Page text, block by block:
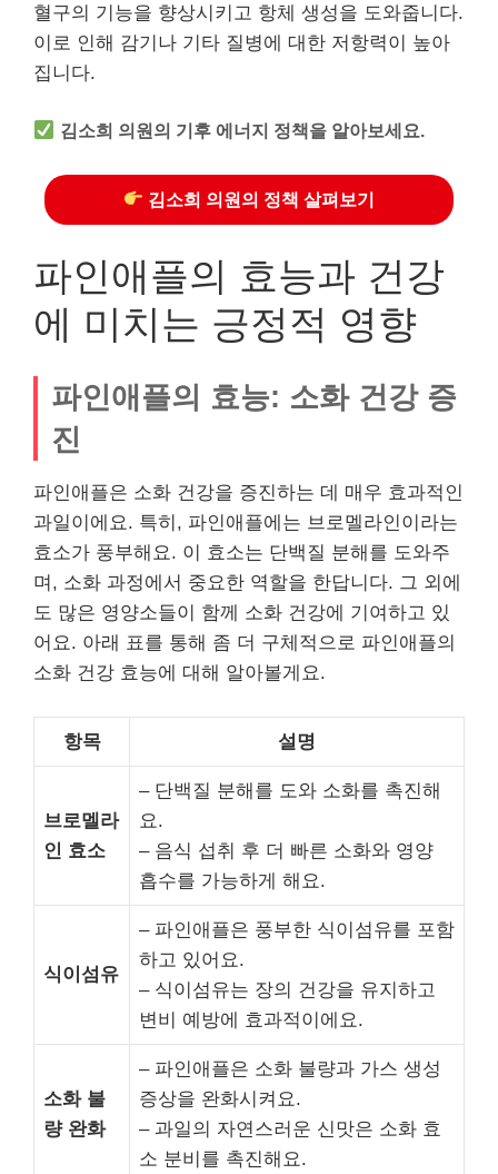
혈구의 기능을 향상시키고 항체 생성을 도와줍니다.
이로 인해 감기나 기타 질병에 대한 저항력이 높아
집니다.
김소희 의원의 기후 에너지 정책을 알아보세요.
김소희 의원의 정책 살펴보기
파인애플의 효능과 건강
에 미치는 긍정적 영향
파인애플의 효능: 소화 건강 증
진
파인애플은 소화 건강을 증진하는 데 매우 효과적인
과일이에요. 특히, 파인애플에는 브로멜라인이라는
효소가 풍부해요. 이 효소는 단백질 분해를 도와주
며, 소화 과정에서 중요한 역할을 한답니다. 그 외에
도 많은 영양소들이 함께 소화 건강에 기여하고 있
어요. 아래 표를 통해 좀 더 구체적으로 파인애플의
소화 건강 효능에 대해 알아볼게요.
항목 설명
브로멜라
인 효소
– 단백질 분해를 도와 소화를 촉진해
요.
– 음식 섭취 후 더 빠른 소화와 영양
흡수를 가능하게 해요.
식이섬유
– 파인애플은 풍부한 식이섬유를 포함
하고 있어요.
– 식이섬유는 장의 건강을 유지하고
변비 예방에 효과적이에요.
소화 불
량 완화
– 파인애플은 소화 불량과 가스 생성
증상을 완화시켜요.
– 과일의 자연스러운 신맛은 소화 효
소 분비를 촉진해요.